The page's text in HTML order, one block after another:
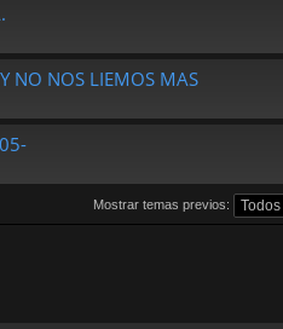
NO NOS LIEMOS MAS
Mostrar temas previos: